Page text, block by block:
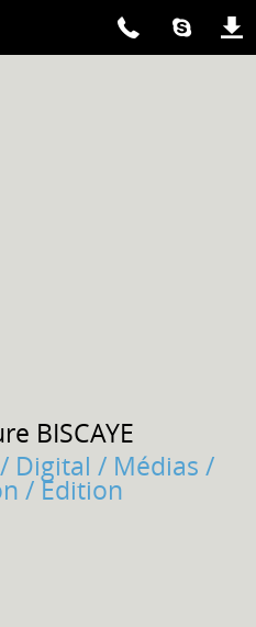
BISCAYE
Digital / Médias /
/ Edition